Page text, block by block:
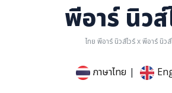
พีอาร์ นิวส์
ไทย พีอาร์ นิวส์ไวร์ x พีอาร์ นิวส์
ภาษาไทย |